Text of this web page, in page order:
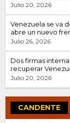
Julio 20, 2026
Venezuela se va
abre un nuevo
Julio 26, 2026
Dos firmas
recuperar
Julio 20, 2026
CANDENTE